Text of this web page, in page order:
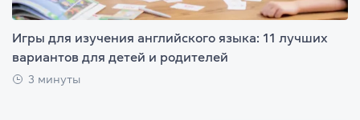
Игры для изучения английского языка: 11 лучших
вариантов для детей и родителей
3 минуты